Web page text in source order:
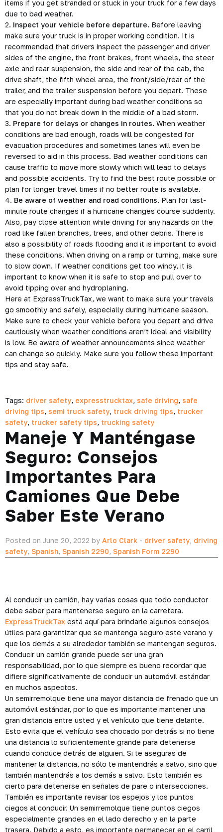
items if you get stranded or stuck in your truck for a few days
due to bad weather.
2. Inspect your vehicle before departure. Before leaving
make sure your truck is in proper working condition. It is
recommended that drivers inspect the passenger and driver
sides of the engine, the front brakes, front wheels, the steer
axle and rear suspension, the side and rear of the cab, the
drive shaft, the fifth wheel area, the front/side/rear of the
trailer, and the trailer suspension before you depart. These
are especially important during bad weather conditions so
that you do not break down in the middle of a bad storm.
3. Prepare for delays or changes in routes. When weather
conditions are bad enough, roads will be congested for
evacuation procedures and sometimes lanes will even be
reversed to aid in this process. Bad weather conditions can
cause traffic to move more slowly which will lead to delays
and possible accidents. Try to find the best route possible or
plan for longer travel times if no better route is available.
4. Be aware of weather and road conditions. Plan for last-
minute route changes if a hurricane changes course suddenly.
Also, pay close attention while driving for any hazards on the
road like fallen branches, trees, and other debris. There is
also a possibility of roads flooding and it is important to avoid
these conditions. When driving on a ramp or turning, make sure
to slow down. If weather conditions get too windy, it is
important to know when it is safe to stop and pull over to
avoid tipping over and hydroplaning.
Here at ExpressTruckTax, we want to make sure your travels
go smoothly and safely, especially during hurricane season.
Make sure to check your vehicle before you depart and drive
cautiously when weather conditions aren’t ideal and visibility
is low. Be aware of weather announcements since weather
can change so quickly. Make sure you follow these important
tips and stay safe.
Tags: driver safety, expresstrucktax, safe driving, safe
driving tips, semi truck safety, truck driving tips, trucker
safety, trucker safety tips, trucking safety
Maneje Y Manténgase
Seguro: Consejos
Importantes Para
Camiones Que Debe
Saber Este Verano
Posted on June 20, 2022 by Arlo Clark - driver safety, driving
safety, Spanish, Spanish 2290, Spanish Form 2290
Al conducir un camión, hay varias cosas que todo conductor
debe saber para mantenerse seguro en la carretera.
ExpressTruckTax está aquí para brindarle algunos consejos
útiles para garantizar que se mantenga seguro este verano y
que los demás a su alrededor también se mantengan seguros.
Conducir un camión grande puede ser una gran
responsabilidad, por lo que siempre es bueno recordar que
difiere significativamente de conducir un automóvil estándar
en muchos aspectos.
Un semirremolque tiene una mayor distancia de frenado que un
automóvil estándar, por lo que es importante mantener una
gran distancia entre usted y el vehículo que tiene delante.
Esto evita que el vehículo sea chocado por detrás si no tiene
una distancia lo suficientemente grande para detenerse
cuando conduce detrás de alguien. Si te aseguras de
mantener la distancia, no sólo te mantendrás a salvo, sino que
también mantendrás a los demás a salvo. Esto también es
cierto para detenerse en señales de pare o intersecciones.
También es importante revisar los espejos y los puntos
ciegos al conducir. Un semirremolque tiene puntos ciegos
especialmente grandes en el lado derecho y en la parte
trasera. Debido a esto, es importante permanecer en el carril